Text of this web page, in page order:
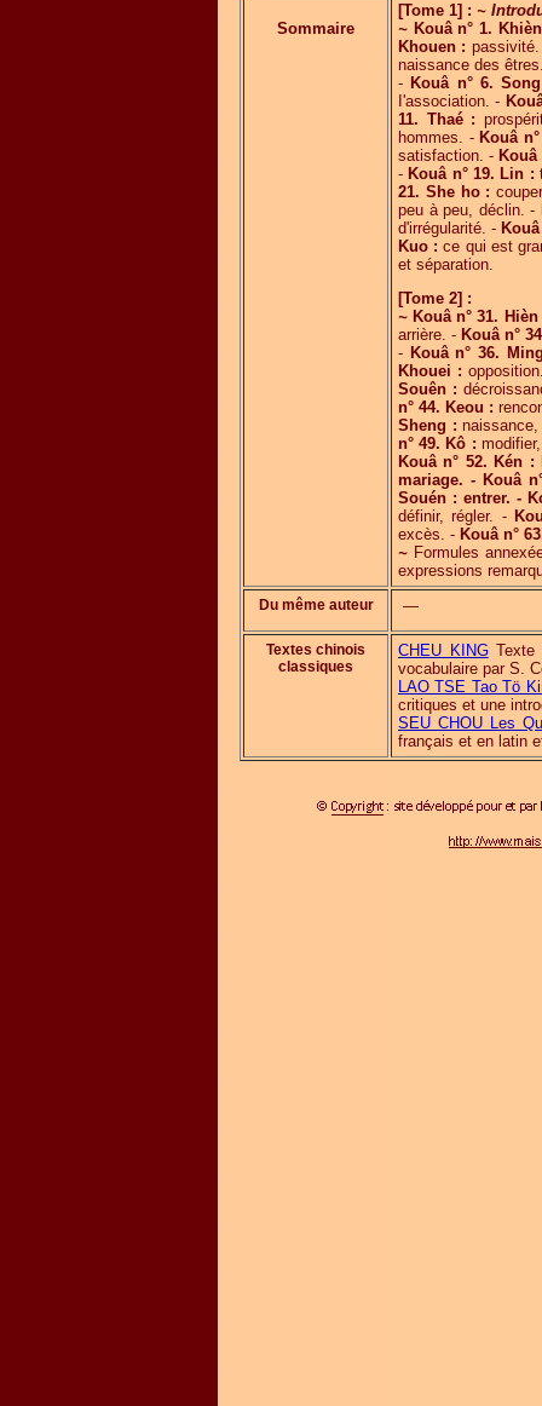
Sommaire
[Tome 1] : ~
~ Kouâ n° 1.
Khouen :
naissance des
- Kouâ n° 6.
I'association. -
11. Thaé :
hommes. - Kouâ
satisfaction. -
- Kouâ n° 19. Lin :
21. She ho :
peu à peu, déclin. -
d'irrégularité. -
Kuo :ce qui est
et séparation.
[Tome 2] :
~ Kouâ n° 31.
arrière. - Kouâ n°
- Kouâ n° 36.
Khouei :
Souên :
n° 44. Keou :
Sheng :
n° 49. Kô :
Kouâ n° 52. Kén :
mariage. - Kouâ
Souén : entrer. -
définir, régler. -
excès. - Kouâ n°
~ Formules
expressions
Du même auteur —
Textes chinois
classiques
CHEU KINGTexte
vocabulaire par S.
LAO TSE Tao Tö
critiques et une
SEU CHOU Les
français et en latin